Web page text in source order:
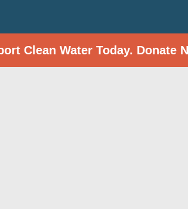
Clean Water Today. Donate